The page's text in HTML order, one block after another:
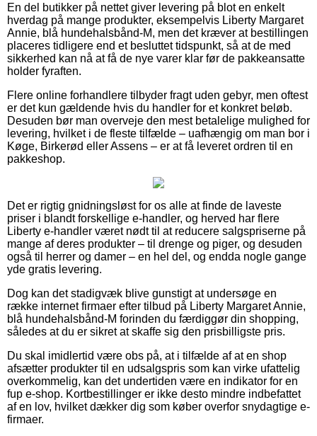
En del butikker på nettet giver levering på blot en enkelt
hverdag på mange produkter, eksempelvis Liberty Margaret
Annie, blå hundehalsbånd-M, men det kræver at bestillingen
placeres tidligere end et besluttet tidspunkt, så at de med
sikkerhed kan nå at få de nye varer klar før de pakkeansatte
holder fyraften.
Flere online forhandlere tilbyder fragt uden gebyr, men oftest
er det kun gældende hvis du handler for et konkret beløb.
Desuden bør man overveje den mest betalelige mulighed for
levering, hvilket i de fleste tilfælde – uafhængig om man bor i
Køge, Birkerød eller Assens – er at få leveret ordren til en
pakkeshop.
Det er rigtig gnidningsløst for os alle at finde de laveste
priser i blandt forskellige e-handler, og herved har flere
Liberty e-handler været nødt til at reducere salgspriserne på
mange af deres produkter – til drenge og piger, og desuden
også til herrer og damer – en hel del, og endda nogle gange
yde gratis levering.
Dog kan det stadigvæk blive gunstigt at undersøge en
række internet firmaer efter tilbud på Liberty Margaret Annie,
blå hundehalsbånd-M forinden du færdiggør din shopping,
således at du er sikret at skaffe sig den prisbilligste pris.
Du skal imidlertid være obs på, at i tilfælde af at en shop
afsætter produkter til en udsalgspris som kan virke ufattelig
overkommelig, kan det undertiden være en indikator for en
fup e-shop. Kortbestillinger er ikke desto mindre indbefattet
af en lov, hvilket dækker dig som køber overfor snydagtige e-
firmaer.